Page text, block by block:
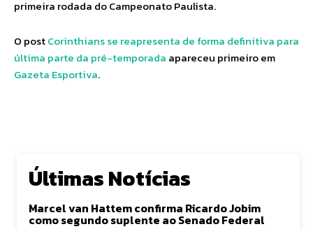
primeira rodada do Campeonato Paulista.
O postCorinthians se reapresenta de forma definitiva para
última parte da pré-temporada apareceu primeiro em
Gazeta Esportiva.
Últimas Notícias
Marcel van Hattem confirma Ricardo Jobim
como segundo suplente ao Senado Federal